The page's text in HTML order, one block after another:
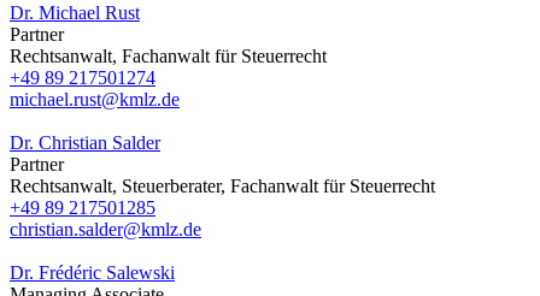
Dr. Michael Rust
Partner
Rechtsanwalt, Fachanwalt für Steuerrecht
+49 89 217501274
michael.rust@kmlz.de
Dr. Christian Salder
Partner
Rechtsanwalt, Steuerberater, Fachanwalt für Steuerrecht
+49 89 217501285
christian.salder@kmlz.de
Dr. Frédéric Salewski